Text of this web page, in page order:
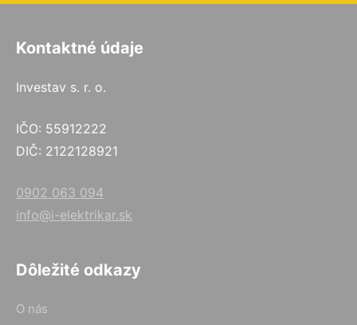
Kontaktné údaje
Investav s. r. o.
IČO: 55912222
DIČ: 2122128921
0902 063 094
info@i-elektrikar.sk
Dôležité odkazy
O nás